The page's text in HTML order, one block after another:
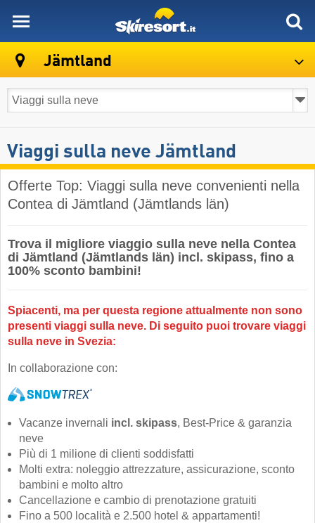
Jämtland
Viaggi sulla neve Jämtland
Offerte Top: Viaggi sulla neve convenienti nella
Contea di Jämtland (Jämtlands län)
Trova il migliore viaggio sulla neve nella Contea
di Jämtland (Jämtlands län) incl. skipass, fino a
100% sconto bambini!
Spiacenti, ma per questa regione attualmente non sono
presenti viaggi sulla neve. Di seguito puoi trovare viaggi
sulla neve in Svezia:
In collaborazione con:
Vacanze invernali incl. skipass, Best-Price & garanzia
neve
Più di 1 milione di clienti soddisfatti
Molti extra: noleggio attrezzature, assicurazione, sconto
bambini e molto altro
Cancellazione e cambio di prenotazione gratuiti
Fino a 500 località e 2.500 hotel & appartamenti!